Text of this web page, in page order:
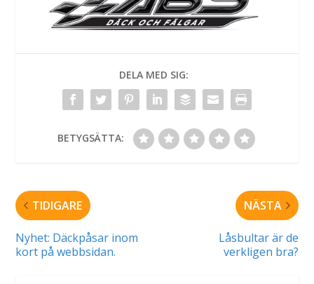
DELA MED SIG:
BETYGSÄTTA:
TIDIGARE
Nyhet: Däckpåsar inom
kort på webbsidan.
NÄSTA
Låsbultar är de
verkligen bra?